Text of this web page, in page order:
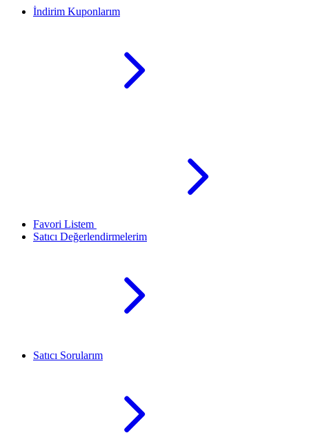
İndirim Kuponlarım
Favori Listem
Satıcı Değerlendirmelerim
Satıcı Sorularım